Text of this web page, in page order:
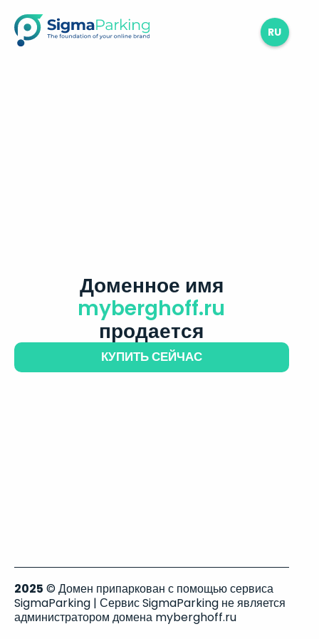
RU
Доменное имя
myberghoff.ru
продается
КУПИТЬ СЕЙЧАС
2025 © Домен припаркован с помощью сервиса
SigmaParking | Сервис SigmaParking не является
администратором домена myberghoff.ru